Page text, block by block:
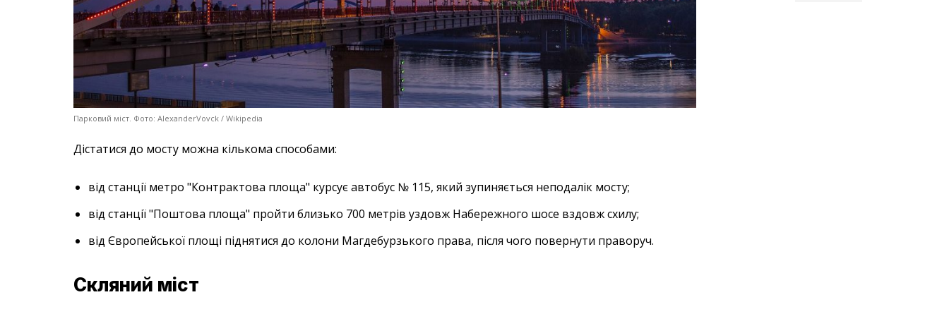
Парковий міст. Фото: AlexanderVovck / Wikipedia
Дістатися до мосту можна кількома способами:
від станції метро "Контрактова площа" курсує автобус № 115, який зупиняється неподалік мосту;
від станції "Поштова площа" пройти близько 700 метрів уздовж Набережного шосе вздовж схилу;
від Європейської площі піднятися до колони Магдебурзького права, після чого повернути праворуч.
Скляний міст